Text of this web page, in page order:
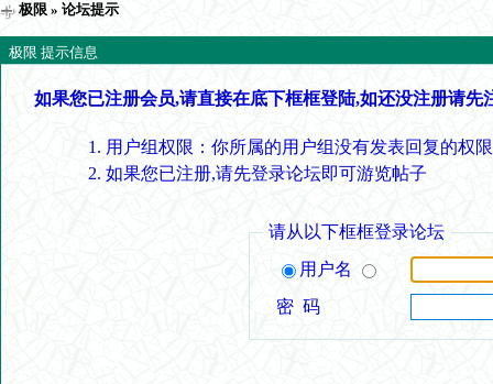
极限 » 论坛提示
极限 提示信息
如果您已注册会员,请直接在底下框框登陆,如还没注册请先
用户组权限：你所属的用户组没有发表回复的权
如果您已注册,请先登录论坛即可游览帖子
请从以下框框登录论坛
用户名
密 码